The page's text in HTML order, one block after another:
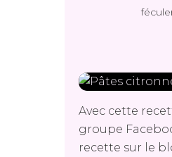
Avec cette
groupe
recette sur le